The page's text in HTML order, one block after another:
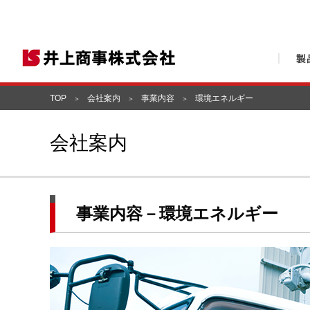
TOP 会社案内 事業内容 環境エネルギー
会社案内
事業内容－環境エネルギー